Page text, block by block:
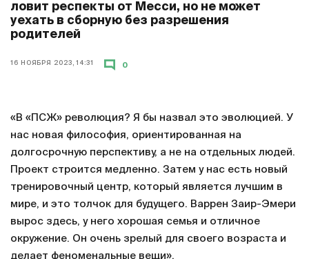
ловит респекты от Месси, но не может
уехать в сборную без разрешения
родителей
16 НОЯБРЯ 2023, 14:31 0
«В «ПСЖ» революция? Я бы назвал это эволюцией. У
нас новая философия, ориентированная на
долгосрочную перспективу, а не на отдельных людей.
Проект строится медленно. Затем у нас есть новый
тренировочный центр, который является лучшим в
мире, и это толчок для будущего. Варрен Заир-Эмери
вырос здесь, у него хорошая семья и отличное
окружение. Он очень зрелый для своего возраста и
делает феноменальные вещи».